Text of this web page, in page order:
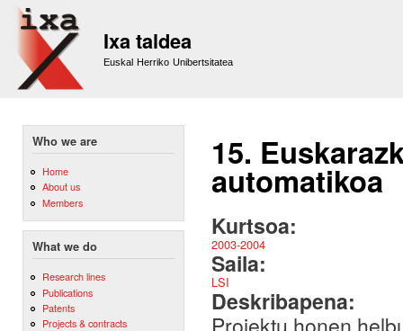
Ixa taldea
Euskal Herriko Unibertsitatea
Who we are
Home
About us
Members
What we do
Research lines
Publications
Patents
Projects & contracts
15.
automatikoa
Kurtsoa:
2003-2004
Saila:
LSI
Deskribapena: